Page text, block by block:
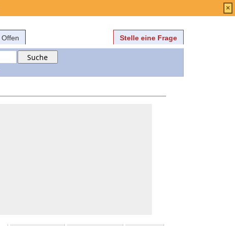
Offen Stelle eine Frage
×